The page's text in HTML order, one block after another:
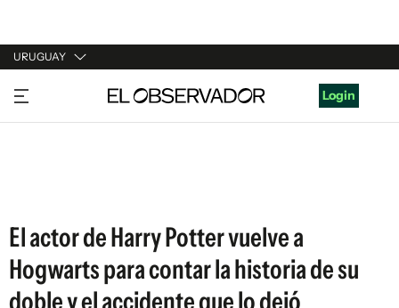
URUGUAY
URUGUAY
ARGENTINA
Login
El actor de Harry Potter vuelve a
Hogwarts para contar la historia de su
doble y el accidente que lo dejó